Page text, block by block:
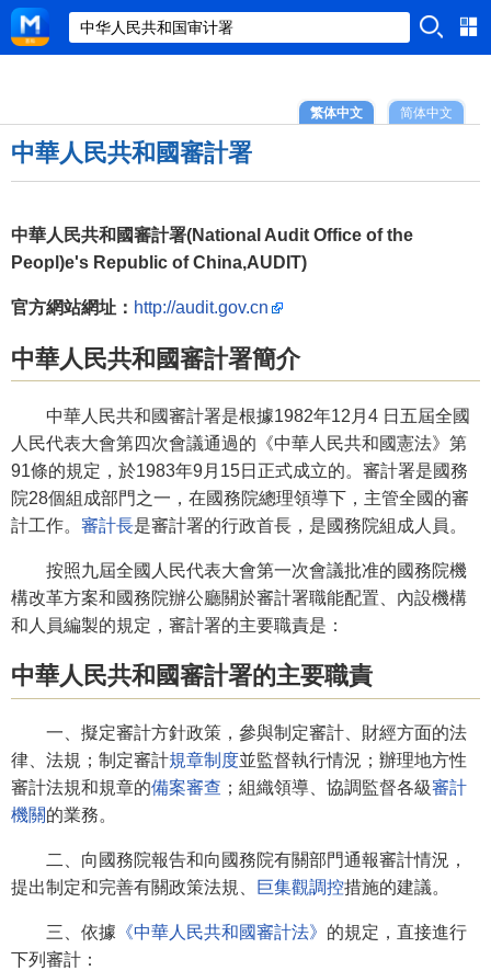
简体中文
繁体中文
中華人民共和國審計署
中華人民共和國審計署(National Audit Office of the
Peopl)e's Republic of China,AUDIT)
官方網站網址： http://audit.gov.cn
中華人民共和國審計署簡介
中華人民共和國審計署是根據1982年12月4 日五屆全國
人民代表大會第四次會議通過的《中華人民共和國憲法》第
91條的規定，於1983年9月15日正式成立的。審計署是國務
院28個組成部門之一，在國務院總理領導下，主管全國的審
計工作。 審計長是審計署的行政首長，是國務院組成人員。
按照九屆全國人民代表大會第一次會議批准的國務院機
構改革方案和國務院辦公廳關於審計署職能配置、內設機構
和人員編製的規定，審計署的主要職責是：
中華人民共和國審計署的主要職責
一、擬定審計方針政策，參與制定審計、財經方面的法
律、法規；制定審計規章制度並監督執行情況；辦理地方性
審計法規和規章的備案審查 ；組織領導、協調監督各級審計
機關的業務。
二、向國務院報告和向國務院有關部門通報審計情況，
提出制定和完善有關政策法規、
巨集觀調控措施的建議。
三、依據 《中華人民共和國審計法》 的規定，直接進行
下列審計：